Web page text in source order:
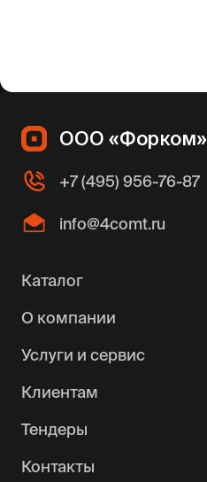
ООО «Форком»
+7 (495) 956-76-87
info@4comt.ru
Каталог
О компании
Услуги и сервис
Клиентам
Тендеры
Контакты